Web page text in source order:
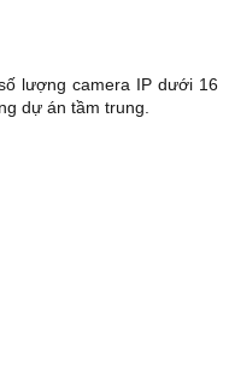
lượng camera IP dưới 16
dự án tầm trung.